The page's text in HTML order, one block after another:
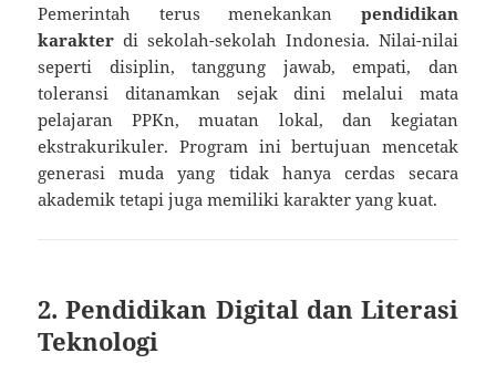
Pemerintah terus menekankan pendidikan
karakter di sekolah-sekolah Indonesia. Nilai-nilai
seperti disiplin, tanggung jawab, empati, dan
toleransi ditanamkan sejak dini melalui mata
pelajaran PPKn, muatan lokal, dan kegiatan
ekstrakurikuler. Program ini bertujuan mencetak
generasi muda yang tidak hanya cerdas secara
akademik tetapi juga memiliki karakter yang kuat.
2. Pendidikan Digital dan Literasi
Teknologi